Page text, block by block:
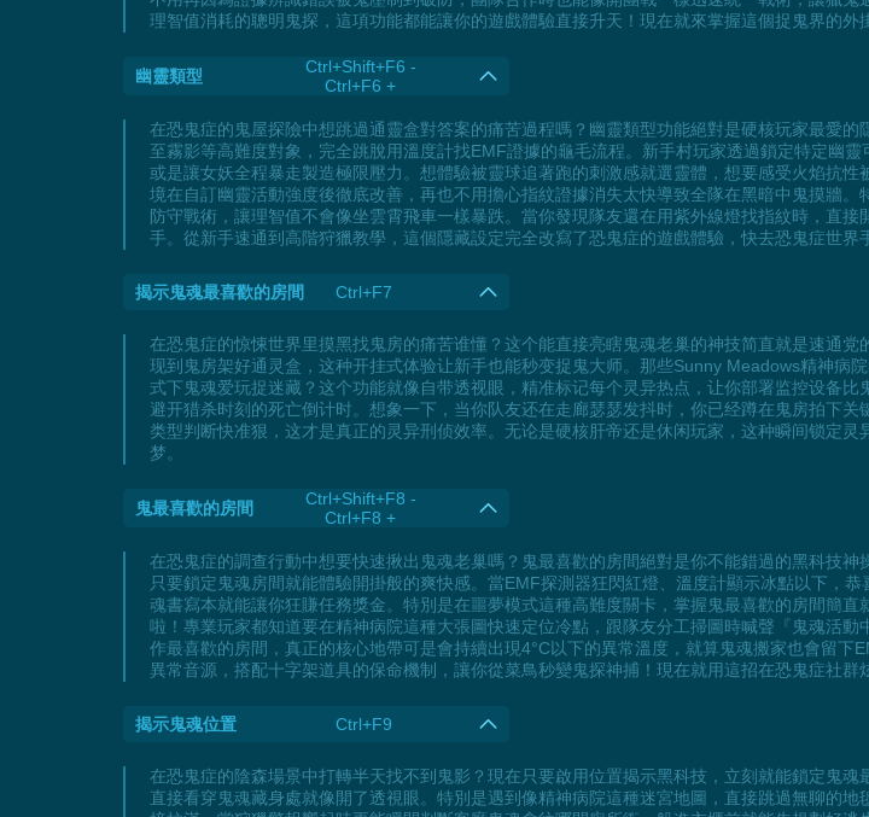
理智值消耗的聰明鬼探，這項功能都能讓你的遊戲體驗直接升天！現在就來掌握這個捉鬼界的
幽靈類型
Ctrl+Shift+F6 -
Ctrl+F6 +
在恐鬼症的鬼屋探險中想跳過通靈盒對答案的痛苦過程嗎？幽靈類型功能絕對是硬核玩家最愛
至霧影等高難度對象，完全跳脫用溫度計找EMF證據的龜毛流程。新手村玩家透過鎖定特定幽
或是讓女妖全程暴走製造極限壓力。想體驗被靈球追著跑的刺激感就選靈體，想要感受火焰抗
境在自訂幽靈活動強度後徹底改善，再也不用擔心指紋證據消失太快導致全隊在黑暗中鬼摸牆
防守戰術，讓理智值不會像坐雲霄飛車一樣暴跌。當你發現隊友還在用紫外線燈找指紋時，直
手。從新手速通到高階狩獵教學，這個隱藏設定完全改寫了恐鬼症的遊戲體驗，快去恐鬼症世界
揭示鬼魂最喜歡的房間 Ctrl+F7
在恐鬼症的惊悚世界里摸黑找鬼房的痛苦谁懂？这个能直接亮瞎鬼魂老巢的神技简直就是速通
现到鬼房架好通灵盒，这种开挂式体验让新手也能秒变捉鬼大师。那些Sunny Meadows精神病
式下鬼魂爱玩捉迷藏？这个功能就像自带透视眼，精准标记每个灵异热点，让你部署监控设备
避开猎杀时刻的死亡倒计时。想象一下，当你队友还在走廊瑟瑟发抖时，你已经蹲在鬼房拍下
类型判断快准狠，这才是真正的灵异刑侦效率。无论是硬核肝帝还是休闲玩家，这种瞬间锁定
梦。
鬼最喜歡的房間
Ctrl+Shift+F8 -
Ctrl+F8 +
在恐鬼症的調查行動中想要快速揪出鬼魂老巢嗎？鬼最喜歡的房間絕對是你不能錯過的黑科技
只要鎖定鬼魂房間就能體驗開掛般的爽快感。當EMF探測器狂閃紅燈、溫度計顯示冰點以下，
魂書寫本就能讓你狂賺任務獎金。特別是在噩夢模式這種高難度關卡，掌握鬼最喜歡的房間簡
啦！專業玩家都知道要在精神病院這種大張圖快速定位冷點，跟隊友分工掃圖時喊聲『鬼魂活
作最喜歡的房間，真正的核心地帶可是會持續出現4°C以下的異常溫度，就算鬼魂搬家也會留
異常音源，搭配十字架道具的保命機制，讓你從菜鳥秒變鬼探神捕！現在就用這招在恐鬼症社群
揭示鬼魂位置 Ctrl+F9
在恐鬼症的陰森場景中打轉半天找不到鬼影？現在只要啟用位置揭示黑科技，立刻就能鎖定鬼
直接看穿鬼魂藏身處就像開了透視眼。特別是遇到像精神病院這種迷宮地圖，直接跳過無聊的